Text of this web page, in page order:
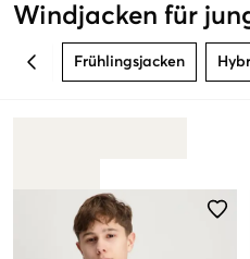
Windjacken für
BACK Frühlingsjacken